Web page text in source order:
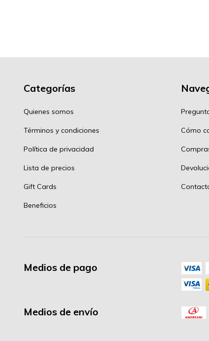
Categorías
Quienes somos
Términos y condiciones
Política de privacidad
Lista de precios
Gift Cards
Beneficios
Cómo
Medios de pago
Medios de envío